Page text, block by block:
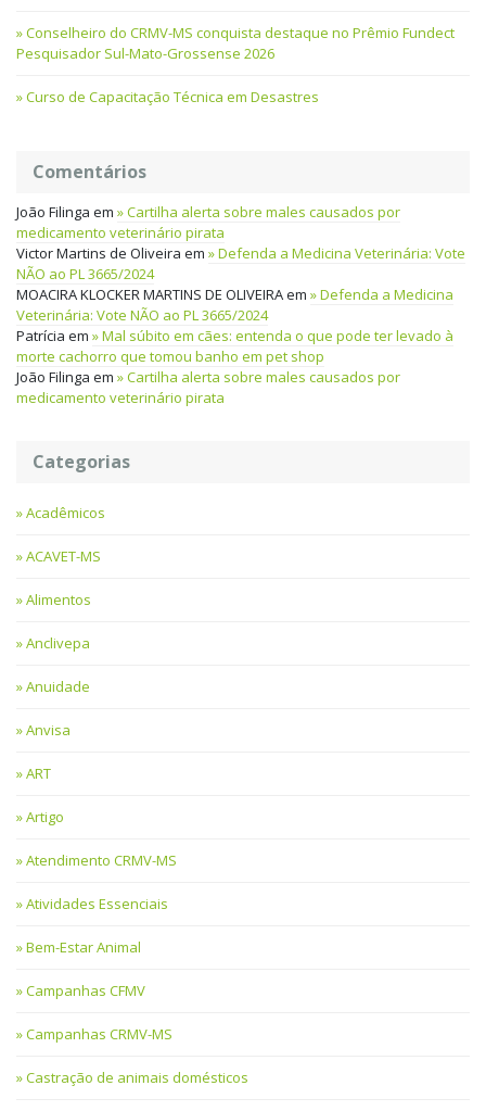
Conselheiro do CRMV-MS conquista destaque no Prêmio Fundect
Pesquisador Sul-Mato-Grossense 2026
Curso de Capacitação Técnica em Desastres
Comentários
João Filinga em
Cartilha alerta sobre males causados por
medicamento veterinário pirata
Victor Martins de Oliveira em
Defenda a Medicina Veterinária: Vote
NÃO ao PL 3665/2024
MOACIRA KLOCKER MARTINS DE OLIVEIRAem
Defenda a Medicina
Veterinária: Vote NÃO ao PL 3665/2024
Patrícia em
Mal súbito em cães: entenda o que pode ter levado à
morte cachorro que tomou banho em pet shop
João Filinga em
Cartilha alerta sobre males causados por
medicamento veterinário pirata
Categorias
Acadêmicos
ACAVET-MS
Alimentos
Anclivepa
Anuidade
Anvisa
ART
Artigo
Atendimento CRMV-MS
Atividades Essenciais
Bem-Estar Animal
Campanhas CFMV
Campanhas CRMV-MS
Castração de animais domésticos